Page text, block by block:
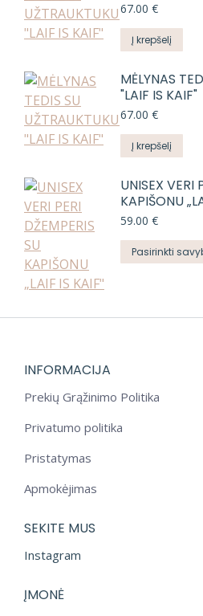
67.00 €
Į krepšelį
MĖLYNAS
"LAIF IS KAIF"
67.00 €
Į krepšelį
UNISEX VERI
KAPIŠONU
59.00 €
Pasirinkti
INFORMACIJA
Prekių Grąžinimo Politika
Privatumo politika
Pristatymas
Apmokėjimas
SEKITE MUS
Instagram
ĮMONĖ